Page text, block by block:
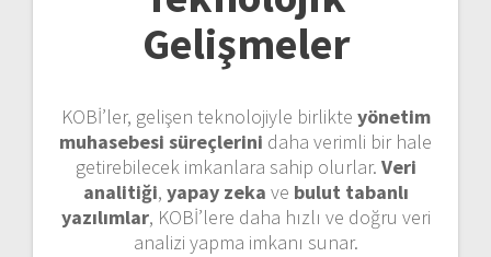
Gelişmeler
KOBİ’ler, gelişen teknolojiyle birlikte yönetim
muhasebesi süreçlerini daha verimli bir hale
getirebilecek imkanlara sahip olurlar. Veri
analitiği, yapay zeka ve bulut tabanlı
yazılımlar, KOBİ’lere daha hızlı ve doğru veri
analizi yapma imkanı sunar.